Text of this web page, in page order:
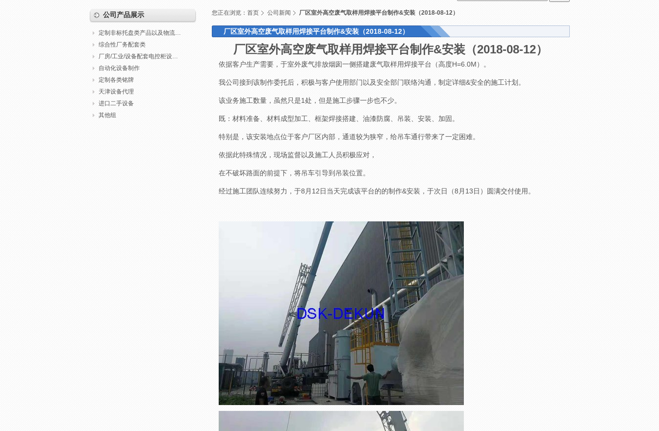
公司产品展示
定制非标托盘类产品以及物流包装
综合性厂务配套类
厂房/工业/设备配套电控柜设计制作调试
自动化设备制作
定制各类铭牌
天津设备代理
进口二手设备
其他组
您正在浏览： 首页 公司新闻 厂区室外高空废气取样用焊接平台制作&安装（2018-08-12）
厂区室外高空废气取样用焊接平台制作&安装（2018-08-12）
厂区室外高空废气取样用焊接平台制作&安装（2018-08-12）
依据客户生产需要，于室外废气排放烟囱一侧搭建废气取样用焊接平台（高度H=6.0M）。
我公司接到该制作委托后，积极与客户使用部门以及安全部门联络沟通，制定详细&安全的施工计划。
该业务施工数量，虽然只是1处，但是施工步骤一步也不少。
既：材料准备、材料成型加工、框架焊接搭建、油漆防腐、吊装、安装、加固。
特别是，该安装地点位于客户厂区内部，通道较为狭窄，给吊车通行带来了一定困难。
依据此特殊情况，现场监督以及施工人员积极应对，
在不破坏路面的前提下，将吊车引导到吊装位置。
经过施工团队连续努力，于8月12日当天完成该平台的的制作&安装，于次日（8月13日）圆满交付使用。